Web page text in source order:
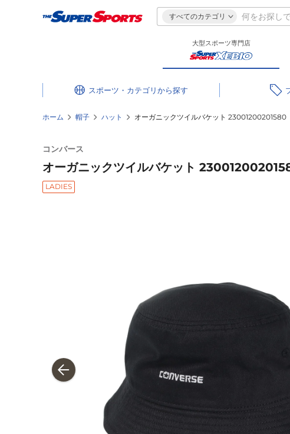
すべてのカテゴリ
大型スポーツ専門店
スポーツ・カテゴリ
ホーム 帽子 ハット オーガニックツイルバケット 23001200201580
コンバース
オーガニックツイルバケット
LADIES